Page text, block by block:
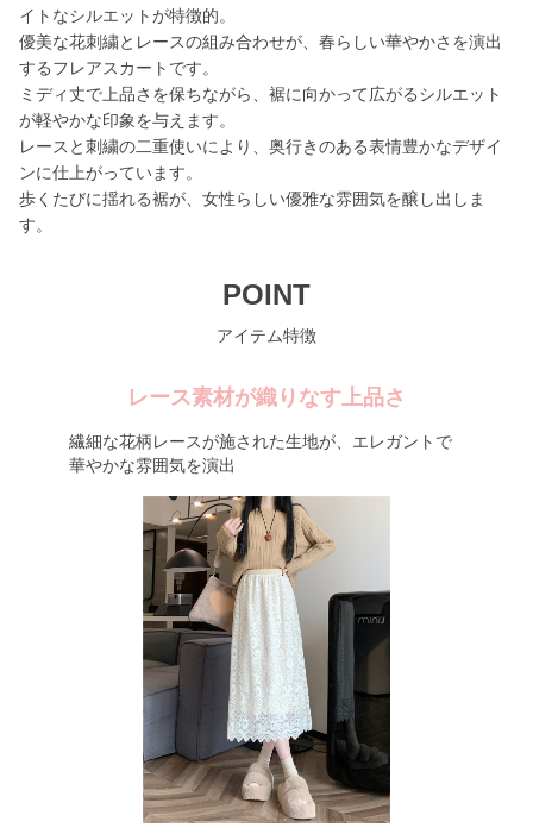
イトなシルエットが特徴的。
優美な花刺繍とレースの組み合わせが、春らしい華やかさを演出
するフレアスカートです。
ミディ丈で上品さを保ちながら、裾に向かって広がるシルエット
が軽やかな印象を与えます。
レースと刺繍の二重使いにより、奥行きのある表情豊かなデザイ
ンに仕上がっています。
歩くたびに揺れる裾が、女性らしい優雅な雰囲気を醸し出しま
す。
POINT
アイテム特徴
レース素材が織りなす上品さ
繊細な花柄レースが施された生地が、エレガントで
華やかな雰囲気を演出